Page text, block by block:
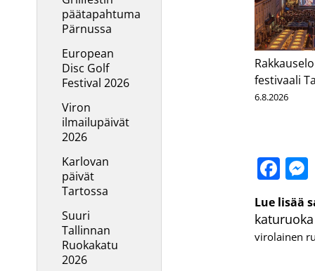
päätapahtuma
Pärnussa
European
Disc Golf
Festival 2026
Viron
ilmailupäivät
2026
Karlovan
päivät
Tartossa
Suuri
Tallinnan
Ruokakatu
2026
festivaali
6.8.2026
Lue lisää
katuruoka
virolainen